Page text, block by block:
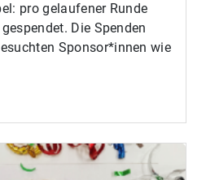
pro gelaufener Runde
Die Spenden
Sponsor*innen wie